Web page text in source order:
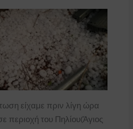
είχαμε πριν λίγη ώρα
περιοχή του Πηλίου(Άγιος